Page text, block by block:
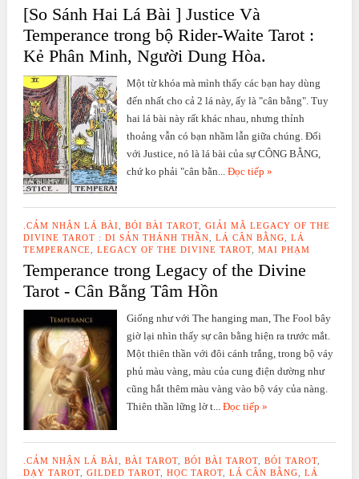
[So Sánh Hai Lá Bài ] Justice Và
Temperance trong bộ Rider-Waite Tarot :
Kẻ Phân Minh, Người Dung Hòa.
Một từ khóa mà mình thấy các bạn hay dùng
đến nhất cho cả 2 lá này, ấy là "cân bằng". Tuy
hai lá bài này rất khác nhau, nhưng thỉnh
thoảng vẫn có bạn nhầm lẫn giữa chúng. Đối
với Justice, nó là lá bài của sự CÔNG BẰNG,
chứ ko phải "cân bằn... Đọc tiếp »
.CẢM NHẬN LÁ BÀI, BÓI BÀI TAROT, GIẢI MÃ LEGACY OF THE
DIVINE TAROT : DI SẢN THÁNH THẦN, LÁ CÂN BẰNG, LÁ
TEMPERANCE, LEGACY OF THE DIVINE TAROT, MAI PHẠM
Temperance trong Legacy of the Divine
Tarot - Cân Bằng Tâm Hồn
Giống như với The hanging man, The Fool bây
giờ lại nhìn thấy sự cân bằng hiện ra trước mắt.
Một thiên thần với đôi cánh trắng, trong bộ váy
phủ màu vàng, màu của cung điện dường như
cũng hắt thêm màu vàng vào bộ váy của nàng.
Thiên thần lững lờ t... Đọc tiếp »
.CẢM NHẬN LÁ BÀI, BÀI TAROT, BÓI BÀI TAROT, BÓI TAROT,
DẠY TAROT, GILDED TAROT, HỌC TAROT, LÁ CÂN BẰNG, LÁ